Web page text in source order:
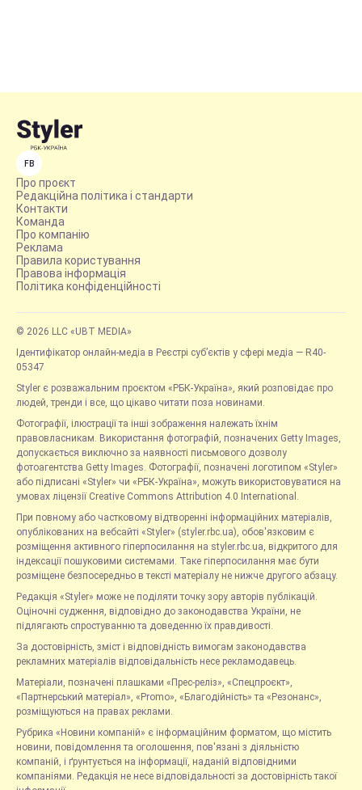
FB
Про проєкт
Редакційна політика і стандарти
Контакти
Команда
Про компанію
Реклама
Правила користування
Правова інформація
Політика конфіденційності
© 2026 LLC «UBT MEDIA»
Ідентифікатор онлайн-медіа в Реєстрі суб’єктів у сфері медіа — R40-
05347
Styler є розважальним проєктом «РБК-Україна», який розповідає про
людей, тренди і все, що цікаво читати поза новинами.
Фотографії, ілюстрації та інші зображення належать їхнім
правовласникам. Використання фотографій, позначених Getty Images,
допускається виключно за наявності письмового дозволу
фотоагентства Getty Images. Фотографії, позначені логотипом «Styler»
або підписані «Styler» чи «РБК-Україна», можуть використовуватися на
умовах ліцензії Creative Commons Attribution 4.0 International.
При повному або частковому відтворенні інформаційних матеріалів,
опублікованих на вебсайті «Styler» (styler.rbc.ua), обов'язковим є
розміщення активного гіперпосилання на styler.rbc.ua, відкритого для
індексації пошуковими системами. Таке гіперпосилання має бути
розміщене безпосередньо в тексті матеріалу не нижче другого абзацу.
Редакція «Styler» може не поділяти точку зору авторів публікацій.
Оціночні судження, відповідно до законодавства України, не
підлягають спростуванню та доведенню їх правдивості.
За достовірність, зміст і відповідність вимогам законодавства
рекламних матеріалів відповідальність несе рекламодавець.
Матеріали, позначені плашками «Прес-реліз», «Спецпроєкт»,
«Партнерський матеріал», «Promo», «Благодійність» та «Резонанс»,
розміщуються на правах реклами.
Рубрика «Новини компаній» є інформаційним форматом, що містить
новини, повідомлення та оголошення, пов'язані з діяльністю
компаній, і ґрунтується на інформації, наданій відповідними
компаніями. Редакція не несе відповідальності за достовірність такої